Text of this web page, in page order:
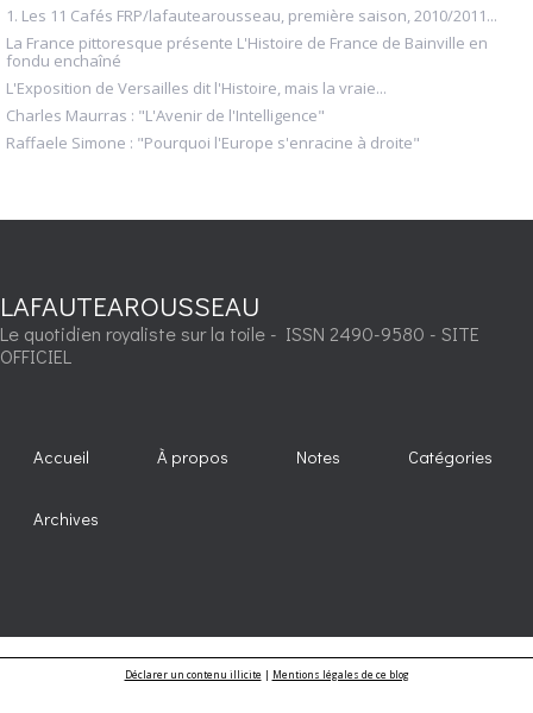
1. Les 11 Cafés FRP/lafautearousseau, première saison, 2010/2011...
La France pittoresque présente L'Histoire de France de Bainville en
fondu enchaîné
L'Exposition de Versailles dit l'Histoire, mais la vraie...
Charles Maurras : "L'Avenir de l'Intelligence"
Raffaele Simone : "Pourquoi l'Europe s'enracine à droite"
LAFAUTEAROUSSEAU
Le quotidien royaliste sur la toile - ISSN 2490-9580 - SITE
OFFICIEL
Accueil À propos Notes Catégories
Archives
Déclarer un contenu illicite| Mentions légales de ce blog